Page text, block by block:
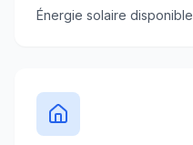
Énergie solaire disponible